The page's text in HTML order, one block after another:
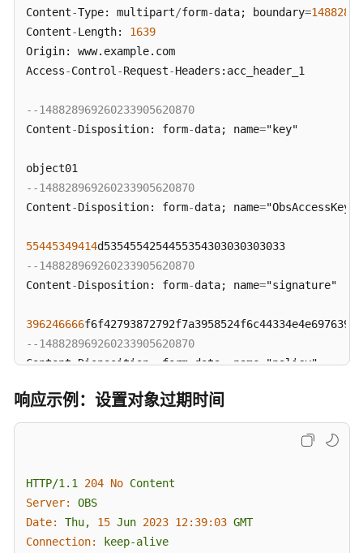
工
指
南
Browser+）
（安
卡
指
南
（obsutil）
卡
操
作
指
南
Content-Type: multipart/form-data; boundary=
Content-Length: 1639
Origin: www.example.com
Access-Control -Request-Headers:acc_header_1
--148828969260233905620870
Content-Disposition: form-data; name="key"
--148828969260233905620870
Content-Disposition: form-data; name=
55445349414
--148828969260233905620870
Content-Disposition: form-data; name="signature"
396246666
--148828969260233905620870
Content-Disposition: form-data; name="policy"
65794
--148828969260233905620870
"x-obs-expires"
4
--148828969260233905620870
Content-Disposition: form- data; name
Content- Type: text/ plain
响应示例：设置对象过期时间
HTTP/1.1 204 No Content
Server:
OBS
Date:
Thu, 15 Jun 2023 12:39:03 GMT
Connection:
keep-alive